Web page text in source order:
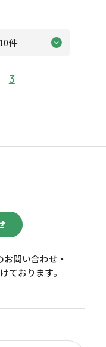
3
問い合わせ・
ております。